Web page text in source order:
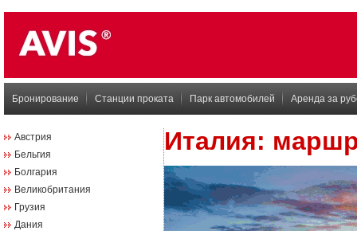
Бронирование Станции проката Парк автомобилей Аренда за
Австрия
Бельгия
Болгария
Великобритания
Грузия
Дания
Италия: